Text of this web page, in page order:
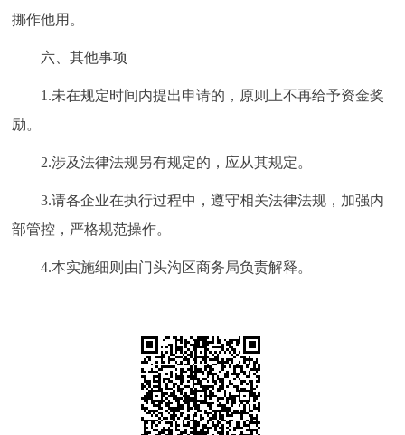
挪作他用。
六、其他事项
1.未在规定时间内提出申请的，原则上不再给予资金奖
励。
2.涉及法律法规另有规定的，应从其规定。
3.请各企业在执行过程中，遵守相关法律法规，加强内
部管控，严格规范操作。
4.本实施细则由门头沟区商务局负责解释。